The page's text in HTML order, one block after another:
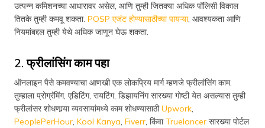
उत्पन्न कमिशनच्या आधारावर असेल, आणि तुम्ही जितक्या अधिक पॉलिसी विकाल
तितके तुम्ही कमवू शकता. POSP एजंट होण्यासाठीच्या पायऱ्या, आवश्यकता आणि
नियमांबद्दल तुम्ही येथे अधिक जाणून घेऊ शकता.
2. फ्रीलांसिंग काम पहा
ऑनलाइन पैसे कमवण्याचा आणखी एक लोकप्रिय मार्ग म्हणजे फ्रीलांसिंग काम.
तुम्हाला प्रोग्रॅमिंग, एडिटिंग, रायटिंग, डिझायनिंग सारख्या गोष्टी येत असल्यास तुम्ही
फ्रीलांसर शोधणार्‍या व्यवसायांमध्ये काम शोधण्यासाठीUpwork,
PeoplePerHour, Kool Kanya, Fiverr, किंवाTruelancer सारख्या पोर्टल